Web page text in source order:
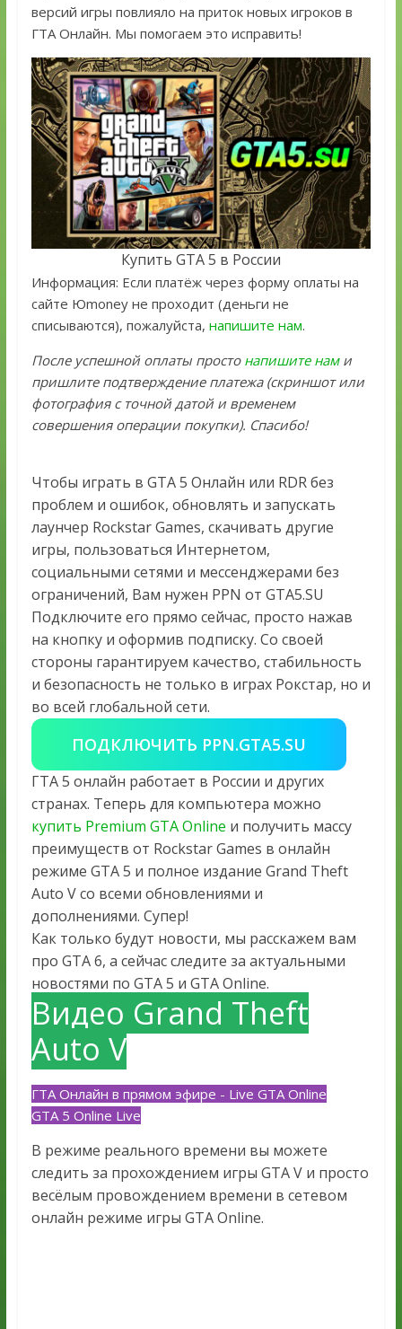
версий игры повлияло на приток новых игроков в
ГТА Онлайн. Мы помогаем это исправить!
Купить GTA 5 в России
Информация: Если платёж через форму оплаты на
сайте Юmoney не проходит (деньги не
списываются), пожалуйста, напишите нам.
После успешной оплаты просто напишите нами
пришлите подтверждение платежа (скриншот или
фотография с точной датой и временем
совершения операции покупки). Спасибо!
Чтобы играть в GTA 5 Онлайн или RDR без
проблем и ошибок, обновлять и запускать
лаунчер Rockstar Games, скачивать другие
игры, пользоваться Интернетом,
социальными сетями и мессенджерами без
ограничений, Вам нужен PPN от GTA5.SU
Подключите его прямо сейчас, просто нажав
на кнопку и оформив подписку. Со своей
стороны гарантируем качество, стабильность
и безопасность не только в играх Рокстар, но и
во всей глобальной сети.
ПОДКЛЮЧИТЬ PPN.GTA5.SU
ГТА 5 онлайн работает в России и других
странах. Теперь для компьютера можно
купить Premium GTA Online и получить массу
преимуществ от Rockstar Games в онлайн
режиме GTA 5 и полное издание Grand Theft
Auto V со всеми обновлениями и
дополнениями. Супер!
Как только будут новости, мы расскажем вам
про GTA 6, а сейчас следите за актуальными
новостями по GTA 5 и GTA Online.
Видео Grand Theft
Auto V
ГТА Онлайн в прямом эфире - Live GTA Online
GTA 5 Online Live
В режиме реального времени вы можете
следить за прохождением игры GTA V и просто
весёлым провождением времени в сетевом
онлайн режиме игры GTA Online.